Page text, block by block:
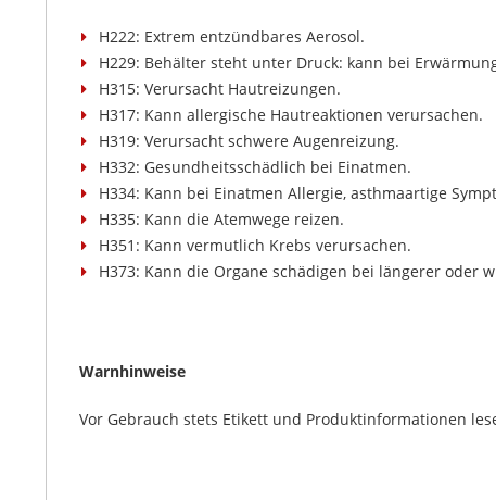
H222: Extrem entzündbares Aerosol.
H229: Behälter steht unter Druck: kann bei
H315: Verursacht Hautreizungen.
H317: Kann allergische Hautreaktionen verursachen.
H319: Verursacht schwere Augenreizung.
H332: Gesundheitsschädlich bei Einatmen.
H334: Kann bei Einatmen Allergie, asthmaartige
H335: Kann die Atemwege reizen.
H351: Kann vermutlich Krebs verursachen.
H373: Kann die Organe schädigen bei längerer oder
Warnhinweise
Vor Gebrauch stets Etikett und Produktinformationen